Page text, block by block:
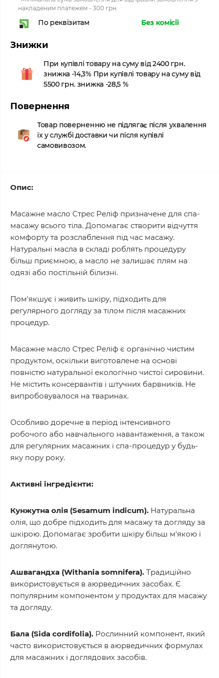
накладеним платежем - 300 грн.
По реквізитам Без комісії
Знижки
При купівлі товару на суму від 2400 грн.
знижка -14,3% При купівлі товару на суму від
5500 грн. знижка -28,5 %
Повернення
Товар поверненню не підлягає після ухвалення
їх у службі доставки чи після купівлі
самовивозом.
Опис:
Масажне масло Стрес Реліф призначене для спа-
масажу всього тіла. Допомагає створити відчуття
комфорту та розслаблення під час масажу.
Натуральні масла в складі роблять процедуру
більш приємною, а масло не залишає плям на
одязі або постільній білизні.
Пом'якшує і живить шкіру, підходить для
регулярного догляду за тілом після масажних
процедур.
Масажне масло Стрес Реліф є органічно чистим
продуктом, оскільки виготовлене на основі
повністю натуральної екологічно чистої сировини.
Не містить консервантів і штучних барвників. Не
випробовувалося на тваринах.
Особливо доречне в період інтенсивного
робочого або навчального навантаження, а також
для регулярних масажних і спа-процедур у будь-
яку пору року.
Активні інгредієнти:
Кунжутна олія (Sesamum indicum). Натуральна
олія, що добре підходить для масажу та догляду за
шкірою. Допомагає зробити шкіру більш м'якою і
доглянутою.
Ашвагандха (Withania somnifera). Традиційно
використовується в аюрведичних засобах. Є
популярним компонентом у продуктах для масажу
та догляду.
Бала (Sida cordifolia). Рослинний компонент, який
часто використовується в аюрведичних формулах
для масажних і доглядових засобів.